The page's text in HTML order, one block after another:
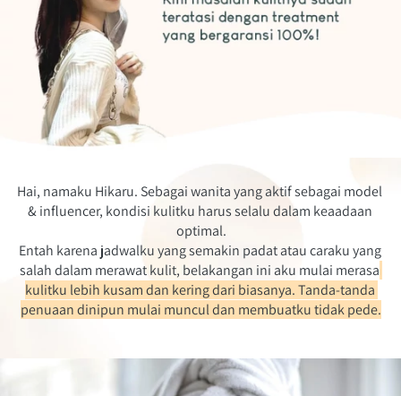
Hai, namaku Hikaru. Sebagai wanita yang aktif sebagai model
& influencer, kondisi kulitku harus selalu dalam keaadaan
optimal.
Entah karena jadwalku yang semakin padat atau caraku yang
salah dalam merawat kulit, belakangan ini aku mulai merasa
kulitku lebih kusam dan kering dari biasanya. Tanda-tanda
penuaan dinipun mulai muncul dan membuatku tidak pede.